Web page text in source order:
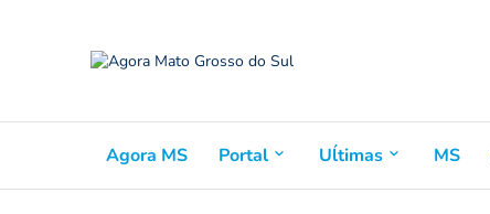
Agora MS Portal Uĺtimas MS